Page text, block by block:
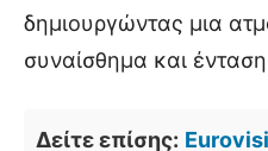
δημιουργώντας μια
συναίσθημα και
Δείτε επίσης: